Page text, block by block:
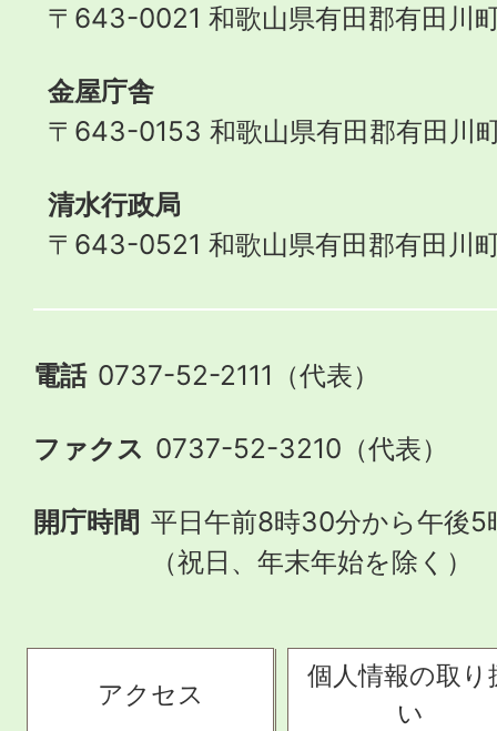
〒643-0021 和歌山県有田郡有田川
金屋庁舎
〒643-0153 和歌山県有田郡有田川
清水行政局
〒643-0521 和歌山県有田郡有田川
電話 0737-52-2111（代表）
ファクス 0737-52-3210（代表）
開庁時間 平日午前8時30分から午後5
（祝日、年末年始を除く）
アクセス
個人情報の取り
い